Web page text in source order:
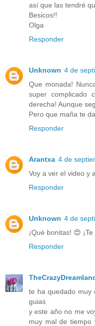
así que las tendré
Besicos!!
Olga
Responder
Unknown 4 de
Que monada!
super complicado
derecha! Aunque
Pero que maña te
Responder
Arantxa 4 de
Voy a ver el video y
Responder
Unknown 4 de
¡Qué bonitas! 😍
Responder
te ha quedado muy
guias
y este año no me
muy mal de